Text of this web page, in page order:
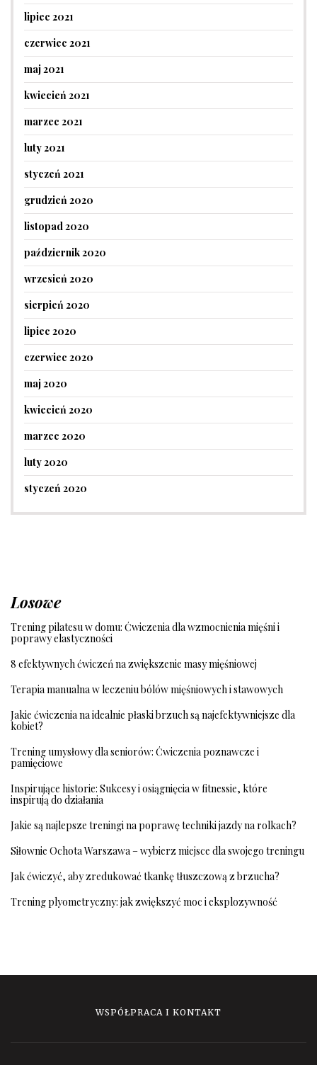
lipiec 2021
czerwiec 2021
maj 2021
kwiecień 2021
marzec 2021
luty 2021
styczeń 2021
grudzień 2020
listopad 2020
październik 2020
wrzesień 2020
sierpień 2020
lipiec 2020
czerwiec 2020
maj 2020
kwiecień 2020
marzec 2020
luty 2020
styczeń 2020
Losowe
Trening pilatesu w domu: Ćwiczenia dla wzmocnienia mięśni i
poprawy elastyczności
8 efektywnych ćwiczeń na zwiększenie masy mięśniowej
Terapia manualna w leczeniu bólów mięśniowych i stawowych
Jakie ćwiczenia na idealnie płaski brzuch są najefektywniejsze dla
kobiet?
Trening umysłowy dla seniorów: Ćwiczenia poznawcze i
pamięciowe
Inspirujące historie: Sukcesy i osiągnięcia w fitnessie, które
inspirują do działania
Jakie są najlepsze treningi na poprawę techniki jazdy na rolkach?
Siłownie Ochota Warszawa – wybierz miejsce dla swojego treningu
Jak ćwiczyć, aby zredukować tkankę tłuszczową z brzucha?
Trening plyometryczny: jak zwiększyć moc i eksplozywność
WSPÓŁPRACA I KONTAKT